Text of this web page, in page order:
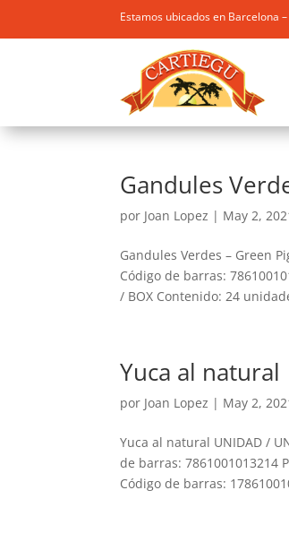
Estamos ubicados en
Gandules
por Joan Lopez | May 2,
Gandules Verdes – Green
Código de barras:
/ BOX Contenido: 24
Yuca al natural
por Joan Lopez | May 2,
Yuca al natural UNIDAD /
de barras: 7861001013214
Código de barras: